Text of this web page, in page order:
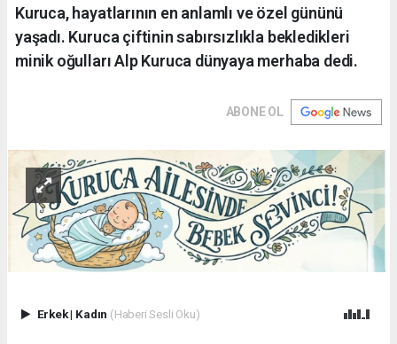
Kuruca, hayatlarının en anlamlı ve özel gününü
yaşadı. Kuruca çiftinin sabırsızlıkla bekledikleri
minik oğulları Alp Kuruca dünyaya merhaba dedi.
ABONE OL
Erkek| Kadın (Haberi Sesli Oku)